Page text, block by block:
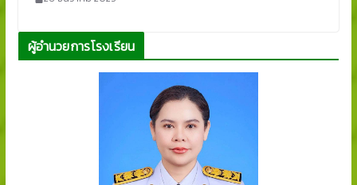
ผู้อำนวยการโรงเรียน